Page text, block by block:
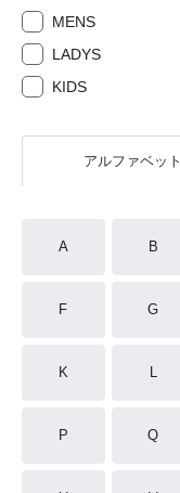
MENS
LADYS
KIDS
アルファベット
A B
F G
K L
P Q